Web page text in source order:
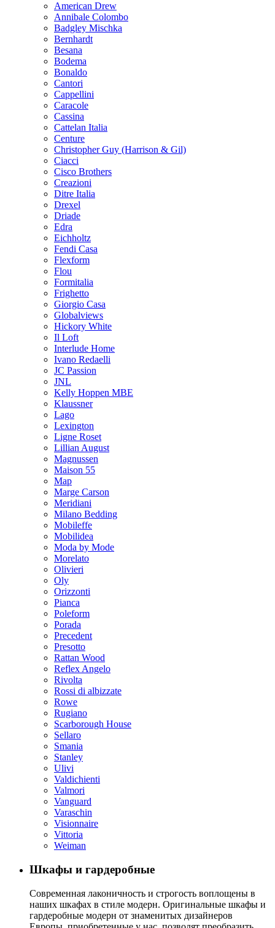
American Drew
Annibale Colombo
Badgley Mischka
Bernhardt
Besana
Bodema
Bonaldo
Cantori
Cappellini
Caracole
Cassina
Cattelan Italia
Centure
Christopher Guy (Harrison & Gil)
Ciacci
Cisco Brothers
Creazioni
Ditre Italia
Drexel
Driade
Edra
Eichholtz
Fendi Casa
Flexform
Flou
Formitalia
Frighetto
Giorgio Casa
Globalviews
Hickory White
Il Loft
Interlude Home
Ivano Redaelli
JC Passion
JNL
Kelly Hoppen MBE
Klaussner
Lago
Lexington
Ligne Roset
Lillian August
Magnussen
Maison 55
Map
Marge Carson
Meridiani
Milano Bedding
Mobileffe
Mobilidea
Moda by Mode
Morelato
Olivieri
Oly
Orizzonti
Pianca
Poleform
Porada
Precedent
Presotto
Rattan Wood
Reflex Angelo
Rivolta
Rossi di albizzate
Rowe
Rugiano
Scarborough House
Sellaro
Smania
Stanley
Ulivi
Valdichienti
Valmori
Vanguard
Varaschin
Visionnaire
Vittoria
Weiman
Шкафы и гардеробные
Современная лаконичность и строгость воплощены в
наших шкафах в стиле модерн. Оригинальные шкафы и
гардеробные модерн от знаменитых дизайнеров